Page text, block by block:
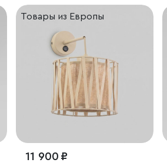
Товары из Европы
11 900 ₽